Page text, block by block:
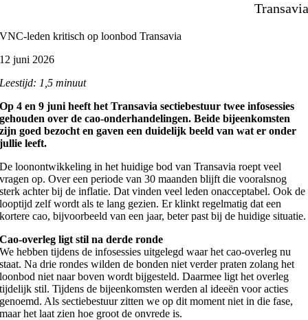
Transavia
VNC-leden kritisch op loonbod Transavia
12 juni 2026
Leestijd: 1,5 minuut
Op 4 en 9 juni heeft het Transavia sectiebestuur twee infosessies
gehouden over de cao-onderhandelingen. Beide bijeenkomsten
zijn goed bezocht en gaven een duidelijk beeld van wat er onder
jullie leeft.
De loonontwikkeling in het huidige bod van Transavia roept veel
vragen op. Over een periode van 30 maanden blijft die vooralsnog
sterk achter bij de inflatie. Dat vinden veel leden onacceptabel. Ook de
looptijd zelf wordt als te lang gezien. Er klinkt regelmatig dat een
kortere cao, bijvoorbeeld van een jaar, beter past bij de huidige situatie.
Cao-overleg ligt stil na derde ronde
We hebben tijdens de infosessies uitgelegd waar het cao-overleg nu
staat. Na drie rondes wilden de bonden niet verder praten zolang het
loonbod niet naar boven wordt bijgesteld. Daarmee ligt het overleg
tijdelijk stil. Tijdens de bijeenkomsten werden al ideeën voor acties
genoemd. Als sectiebestuur zitten we op dit moment niet in die fase,
maar het laat zien hoe groot de onvrede is.